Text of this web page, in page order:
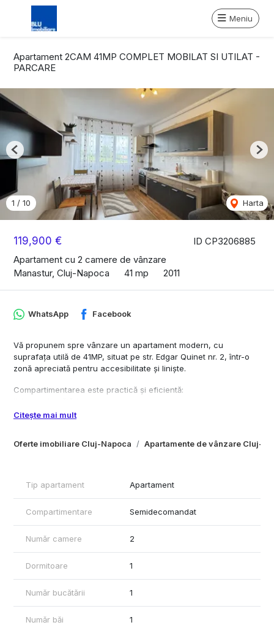
Meniu
Apartament 2CAM 41MP COMPLET MOBILAT SI UTILAT -
PARCARE
ID CP3206885
119,900 €
Apartament cu 2 camere de vânzare
Manastur, Cluj-Napoca
41 mp 2011
1 / 10 Harta
Previous
Oferte imobiliare Cluj-Napoca Apartamente de vânzare Cluj-
WhatsApp Facebook
Vă propunem spre vânzare un apartament modern, cu
suprafața utilă de 41MP, situat pe str. Edgar Quinet nr. 2, într-o
zonă apreciată pentru accesibilitate și liniște.
Compartimentarea este practică și eficientă:
dormitor;
suplimentare.
chiar lângă imobil, închiriat și achitat până în aprilie 2027,
oferind confort și economie pentru viitorul proprietar.
Apartamentul reprezintă o alegere excelentă atât pentru
locuință proprie, cât și ca investiție, datorită poziției foarte bune,
compartimentării eficiente și faptului că se predă complet
mobilat și utilat.
Citește mai mult
Tip apartament Apartament
Compartimentare Semidecomandat
Număr camere 2
Dormitoare 1
Număr bucătării 1
Număr băi 1